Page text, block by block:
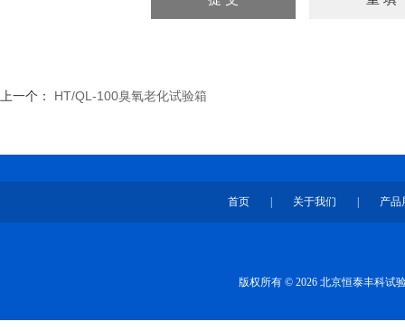
上一个： HT/QL-100臭氧老化试验箱
首页 关于我们 产品
版权所有 © 2026 北京恒泰丰科试